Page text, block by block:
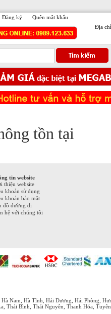
Đăng ký
Quên mật khẩu
Địa
tồn tại
tin website
thiệu website
khoản sử dụng
khoản bảo mật
đồ đường đi
hệ với chúng tôi
Nam, Hà Tĩnh, Hải Dương, Hải Phòng,
Thái Bình, Thái Nguyên, Thanh Hóa, Tuyên